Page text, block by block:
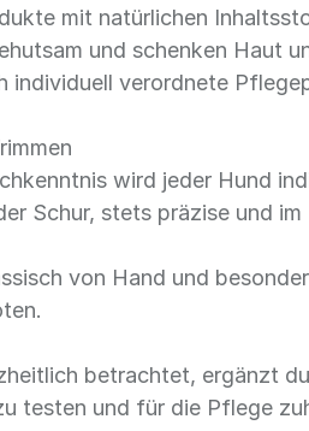
mit natürlichen
und schenken Haut
individuell verordnete
wird jeder Hund
Schur, stets präzise und im
von Hand und
betrachtet, ergänzt
testen und für die Pflege